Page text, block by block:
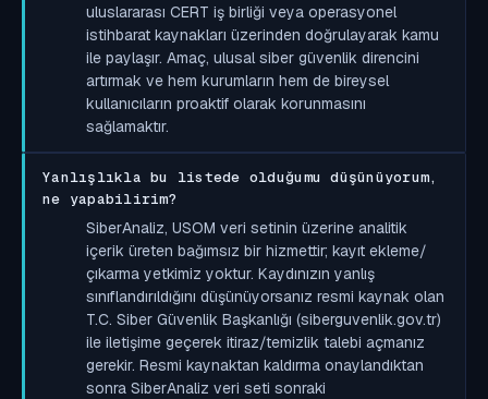
uluslararası CERT iş birliği veya operasyonel
istihbarat kaynakları üzerinden doğrulayarak kamu
ile paylaşır. Amaç, ulusal siber güvenlik direncini
artırmak ve hem kurumların hem de bireysel
kullanıcıların proaktif olarak korunmasını
sağlamaktır.
Yanlışlıkla bu listede olduğumu düşünüyorum,
ne yapabilirim?
SiberAnaliz, USOM veri setinin üzerine analitik
içerik üreten bağımsız bir hizmettir; kayıt ekleme/
çıkarma yetkimiz yoktur. Kaydınızın yanlış
sınıflandırıldığını düşünüyorsanız resmi kaynak olan
T.C. Siber Güvenlik Başkanlığı (siberguvenlik.gov.tr)
ile iletişime geçerek itiraz/temizlik talebi açmanız
gerekir. Resmi kaynaktan kaldırma onaylandıktan
sonra SiberAnaliz veri seti sonraki